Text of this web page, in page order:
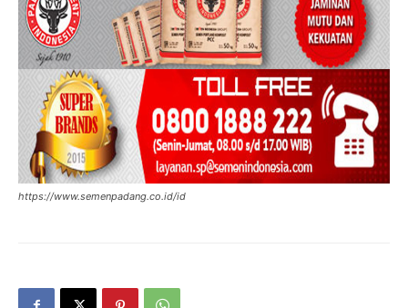
https://www.semenpadang.co.id/id